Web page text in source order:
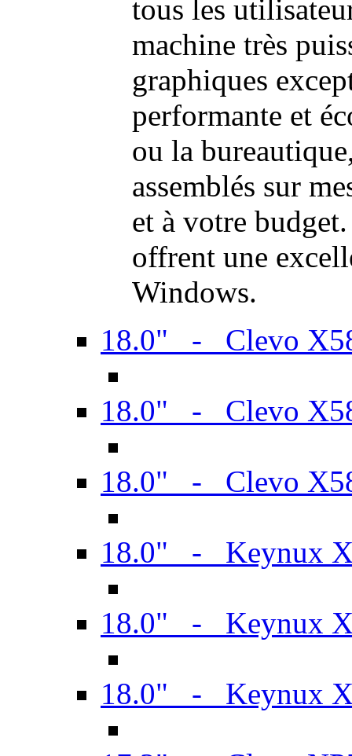
tous les
machine très
graphiques
performante et
ou la
assemblés sur
et à votre
offrent une
Windows.
18.0" - Clevo
18.0" - Clevo
18.0" - Clevo
18.0" - Keynux
18.0" - Keynux
18.0" - Keynux